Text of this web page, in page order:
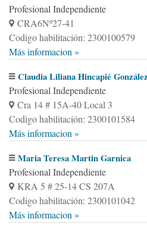
Profesional Independiente
CRA6Nº27-41
Codigo habilitación: 2300100579
Más informacion »
Claudia Liliana Hincapié González
Profesional Independiente
Cra 14 # 15A-40 Local 3
Codigo habilitación: 2300101584
Más informacion »
Maria Teresa Martin Garnica
Profesional Independiente
KRA 5 # 25-14 CS 207A
Codigo habilitación: 2300101042
Más informacion »